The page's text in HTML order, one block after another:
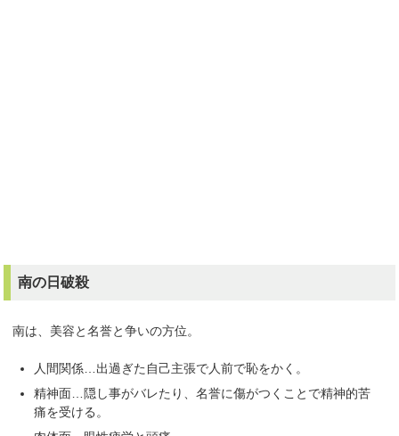
南の日破殺
南は、美容と名誉と争いの方位。
人間関係…出過ぎた自己主張で人前で恥をかく。
精神面…隠し事がバレたり、名誉に傷がつくことで精神的苦
痛を受ける。